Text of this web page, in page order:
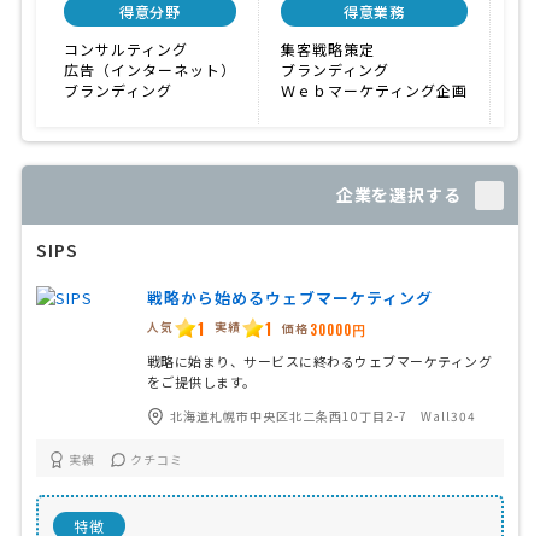
得意分野
コンサルティング
広告（インターネット）
ブランディング
得意業務
集客戦略策定
ブランディング
Ｗｅｂマーケティング企画
企業を選択する
SIPS
戦略から始めるウェブマーケティング
人気 1 実績 1 価格 30000円
戦略に始まり、サービスに終わるウェブマーケティング
をご提供します。
北海道札幌市中央区北二条西10丁目2-7 Wall304
実績 クチコミ
特徴